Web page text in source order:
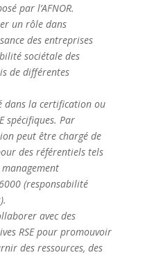
par l’AFNOR.
un rôle dans
des entreprises
sociétale des
de différentes
dans la certification ou
spécifiques. Par
peut être chargé de
des référentiels tels
management
(responsabilité
avec des
RSE pour promouvoir
des ressources, des